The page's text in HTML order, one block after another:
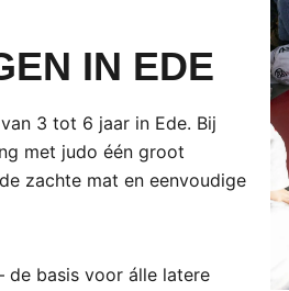
IN EDE
3 tot 6 jaar in Ede. Bij
met judo één groot
zachte mat en eenvoudige
basis voor álle latere